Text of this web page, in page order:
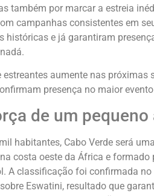
também por marcar a estreia
campanhas consistentes em
históricas e já garantiram
aumente nas
presença no maior
de um
habitantes, Cabo Verde será
costa oeste da África e
A classificação foi confirmada
Eswatini, resultado que